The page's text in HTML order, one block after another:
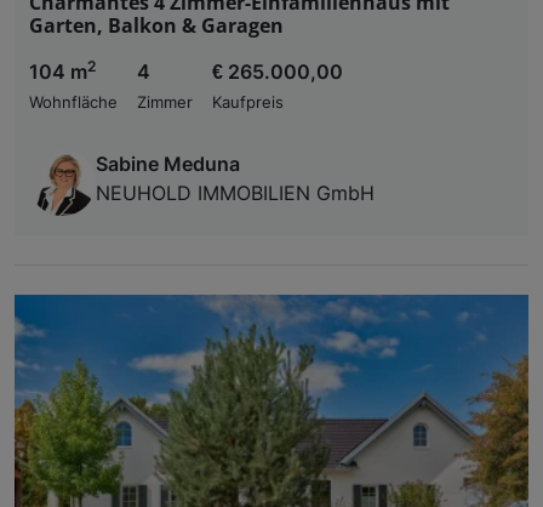
Garten, Balkon & Garagen
104 m2
Wohnfläche
4
Zimmer
€ 265.000,00
Kaufpreis
Sabine Meduna
NEUHOLD IMMOBILIEN GmbH